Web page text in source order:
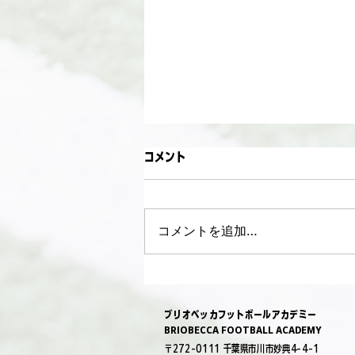
お盆weekイベント2026
コメント
コメントを追加…
ブリオベッカフットボール​アカデミー
BRIOBECCA FOOTBALL ACADEMY
〒272-0111 千葉県市川市妙典4-4-1